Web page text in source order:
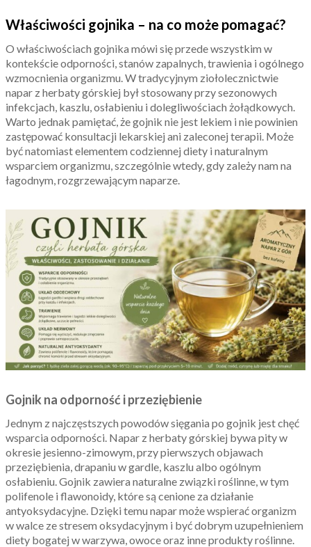
Właściwości gojnika – na co może pomagać?
O właściwościach gojnika mówi się przede wszystkim w
kontekście odporności, stanów zapalnych, trawienia i ogólnego
wzmocnienia organizmu. W tradycyjnym ziołolecznictwie
napar z herbaty górskiej był stosowany przy sezonowych
infekcjach, kaszlu, osłabieniu i dolegliwościach żołądkowych.
Warto jednak pamiętać, że gojnik nie jest lekiem i nie powinien
zastępować konsultacji lekarskiej ani zaleconej terapii. Może
być natomiast elementem codziennej diety i naturalnym
wsparciem organizmu, szczególnie wtedy, gdy zależy nam na
łagodnym, rozgrzewającym naparze.
Gojnik na odporność i przeziębienie
Jednym z najczęstszych powodów sięgania po gojnik jest chęć
wsparcia odporności. Napar z herbaty górskiej bywa pity w
okresie jesienno-zimowym, przy pierwszych objawach
przeziębienia, drapaniu w gardle, kaszlu albo ogólnym
osłabieniu. Gojnik zawiera naturalne związki roślinne, w tym
polifenole i flawonoidy, które są cenione za działanie
antyoksydacyjne. Dzięki temu napar może wspierać organizm
w walce ze stresem oksydacyjnym i być dobrym uzupełnieniem
diety bogatej w warzywa, owoce oraz inne produkty roślinne.